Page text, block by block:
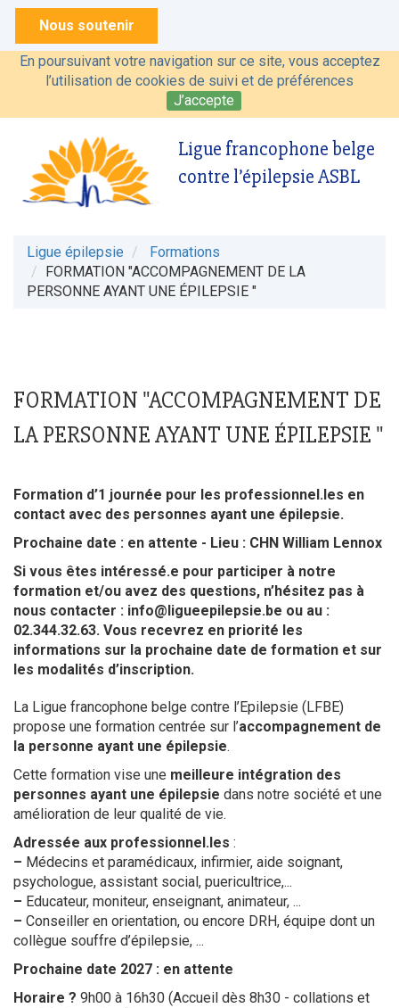
En poursuivant votre navigation sur ce site, vous acceptez
l’utilisation de cookies de suivi et de préférences
J’accepte
Ligue francophone belge
contre l’épilepsie ASBL
Nous soutenir
Ligue épilepsie
Formations
FORMATION "ACCOMPAGNEMENT DE LA
PERSONNE AYANT UNE ÉPILEPSIE "
FORMATION "ACCOMPAGNEMENT DE
LA PERSONNE AYANT UNE ÉPILEPSIE "
Formation d’1 journée pour les professionnel.les en
contact avec des personnes ayant une épilepsie.
Prochaine date : en attente - Lieu : CHN William Lennox
Si vous êtes intéressé.e pour participer à notre
formation et/ou avez des questions, n’hésitez pas à
nous contacter : info@ligueepilepsie.be ou au :
02.344.32.63. Vous recevrez en priorité les
informations sur la prochaine date de formation et sur
les modalités d’inscription.
La Ligue francophone belge contre l’Epilepsie (LFBE)
propose une formation centrée sur l’accompagnement de
la personne ayant une épilepsie.
Cette formation vise une meilleure intégration des
personnes ayant une épilepsie dans notre société et une
amélioration de leur qualité de vie.
Adressée aux professionnel.les :
– Médecins et paramédicaux, infirmier, aide soignant,
psychologue, assistant social, puericultrice,...
– Educateur, moniteur, enseignant, animateur, ...
– Conseiller en orientation, ou encore DRH, équipe dont un
collègue souffre d’épilepsie, ...
Prochaine date 2027 : en attente
Horaire ? 9h00 à 16h30 (Accueil dès 8h30 - collations et